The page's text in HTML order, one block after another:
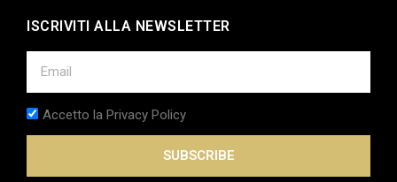
ISCRIVITI ALLA NEWSLETTER
Accetto la Privacy Policy
SUBSCRIBE